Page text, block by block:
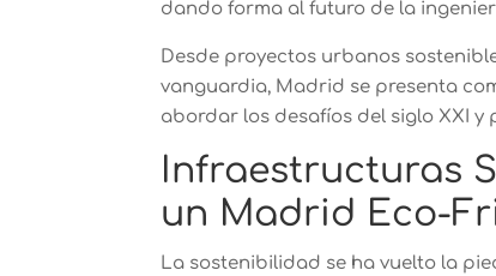
dando forma al futuro de la
Desde proyectos urbanos
vanguardia, Madrid se presenta
abordar los desafíos del siglo XXI
Infraestructuras
un Madrid Eco-
La sostenibilidad se ha vuelto la